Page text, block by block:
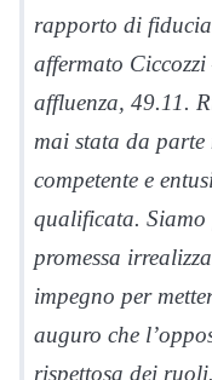
rapporto di
affermato
affluenza, 49.11.
mai stata da parte
competente e
qualificata. Siamo
promessa
impegno per
auguro che
rispettosa dei